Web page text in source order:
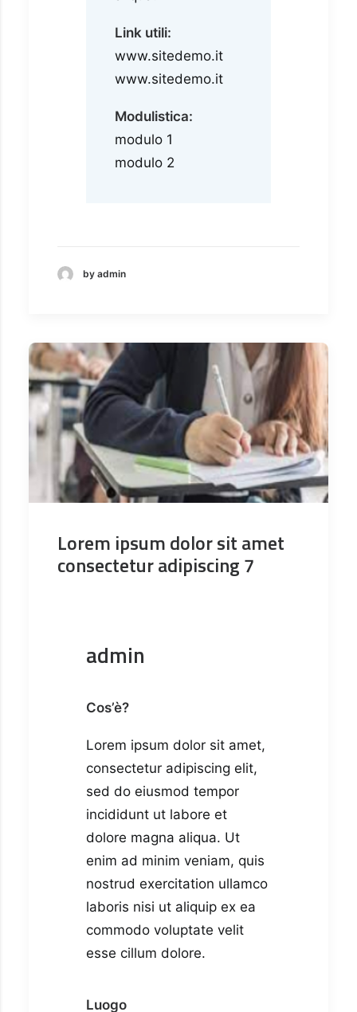
Link utili:
www.sitedemo.it
www.sitedemo.it
Modulistica:
modulo 1
modulo 2
by admin
Lorem ipsum dolor sit amet
consectetur adipiscing 7
admin
Cos’è?
Lorem ipsum dolor sit amet,
consectetur adipiscing elit,
sed do eiusmod tempor
incididunt ut labore et
dolore magna aliqua. Ut
enim ad minim veniam, quis
nostrud exercitation ullamco
laboris nisi ut aliquip ex ea
commodo voluptate velit
esse cillum dolore.
Luogo